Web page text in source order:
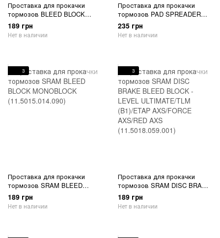
Проставка для прокачки
тормозов BLEED BLOCK
MEDIUM (11.5018.059.000)
189 грн
Нет в наличии
Проставка для прокачки
тормозов PAD SPREADER
TOOL - JUICY CALIPER QTY 2
(11.5315.046.010)
235 грн
Нет в наличии
3
Проставка для прокачки
тормозов SRAM BLEED
BLOCK MONOBLOCK
(11.5015.014.090)
189 грн
Нет в наличии
3
Проставка для прокачки
тормозов SRAM DISC BRAKE
BLEED BLOCK - LEVEL
ULTIMATE/TLM (B1)/ETAP
AXS/FORCE AXS/RED AXS
189 грн
Нет в наличии